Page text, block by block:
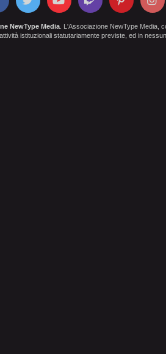
NewType Media. L'Associazione NewType Media,
istituzionali statutariamente previste, ed in